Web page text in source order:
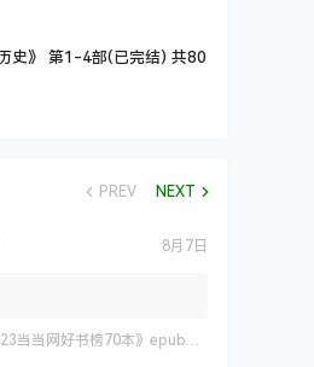
史》 第1-4部(已完结) 共80
PREV NEXT
8月7日
当当网好书榜70本》epub+azw3+mobi格式